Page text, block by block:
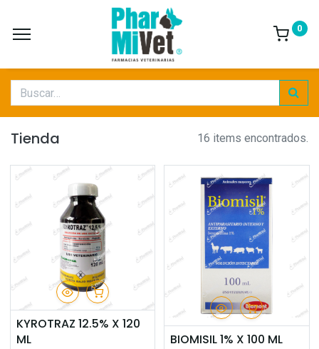
0
Tienda 16 items encontrados.
KYROTRAZ 12.5% X 120
ML
BIOMISIL 1% X 100 ML